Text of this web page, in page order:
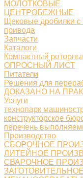
МОЛОТКОВЫЕ
ЦЕНТРОБЕЖНЫЕ
Щековые дробилки
привода
Запчасти
Каталоги
Компактный
ОПРОСНЫЙ ЛИСТ
Питатели
Решения для
ДОКАЗАНО НА
Услуги
технопарк
конструкторское
перечень
Производство
СБОРОЧНОЕ
ЛИТЕЙНОЕ
СВАРОЧНОЕ